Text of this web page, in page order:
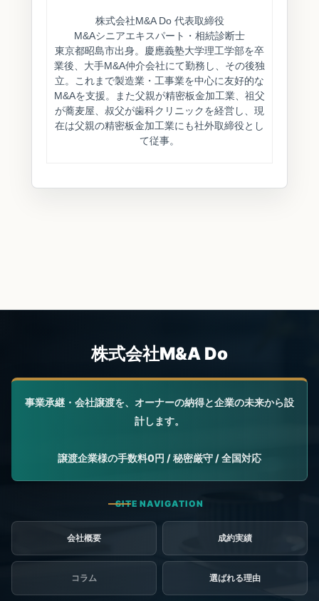
株式会社M&A Do 代表取締役
M&Aシニアエキスパート・相続診断士
東京都昭島市出身。慶應義塾大学理工学部を卒
業後、大手M&A仲介会社にて勤務し、その後独
立。これまで製造業・工事業を中心に友好的な
M&Aを支援。また父親が精密板金加工業、祖父
が蕎麦屋、叔父が歯科クリニックを経営し、現
在は父親の精密板金加工業にも社外取締役とし
て従事。
会社概要 成約実績
コラム 選ばれる理由